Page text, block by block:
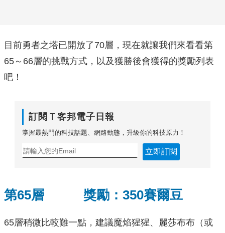
目前勇者之塔已開放了70層，現在就讓我們來看看第
65～66層的挑戰方式，以及獲勝後會獲得的獎勵列表
吧！
訂閱Ｔ客邦電子日報
掌握最熱門的科技話題、網路動態，升級你的科技原力！
立即訂閱
第65層 獎勵：350賽爾豆
65層稍微比較難一點，建議魔焰猩猩、麗莎布布（或